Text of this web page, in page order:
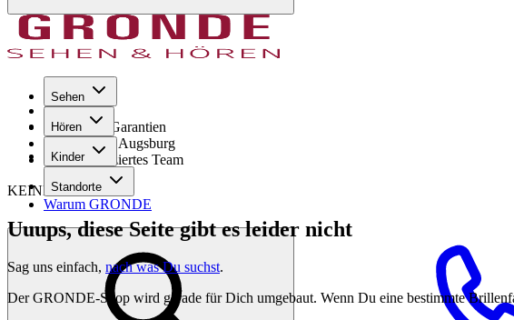
Sehen
Hören
Kinder
Standorte
Warum GRONDE
Seit 1971
GRONDE Garantien
8× im Raum Augsburg
Hochqualifiziertes Team
KEINE SORGE!
Uuups, diese Seite gibt es leider nicht
Sag uns einfach, nach was Du suchst.
Der GRONDE-Shop wird gerade für Dich umgebaut. Wenn Du eine bestimmte